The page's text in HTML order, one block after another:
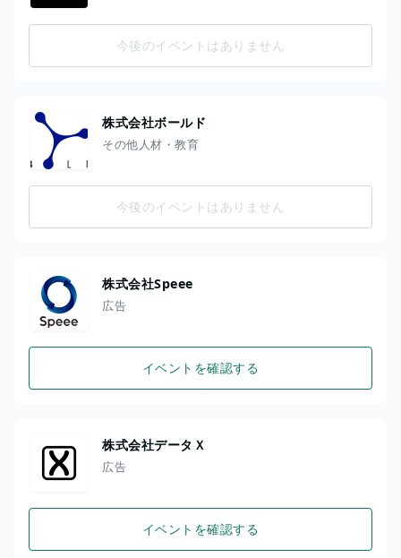
今後のイベントはありません
株式会社ボールド
その他人材・教育
今後のイベントはありません
株式会社Speee
広告
イベントを確認する
株式会社データＸ
広告
イベントを確認する